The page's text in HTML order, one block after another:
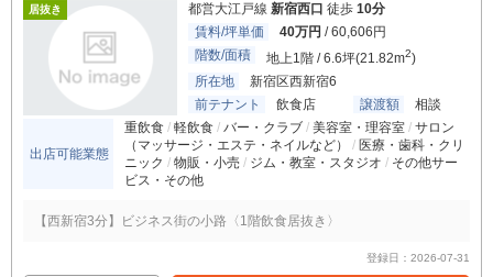
居抜き 都営大江戸線 新宿西口 徒歩 10分
賃料/坪単価
40万円 / 60,606円
階数/面積
地上1階 / 6.6坪(21.82m2)
所在地
新宿区西新宿6
前テナント
飲食店 譲渡額 相談
出店可能業態
重飲食 軽飲食 バー・クラブ 美容室・理容室
サロン
（マッサージ・エステ・ネイルなど）
医療・歯科・クリ
ニック
物販・小売 ジム・教室・スタジオ
その他サー
ビス・その他
【西新宿3分】ビジネス街の小路〈1階飲食居抜き〉
登録日：2026-07-31